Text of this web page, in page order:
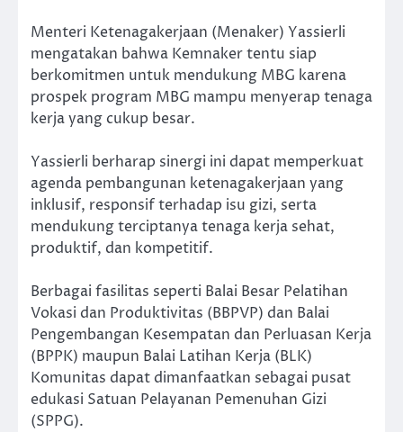
Menteri Ketenagakerjaan (Menaker) Yassierli
mengatakan bahwa Kemnaker tentu siap
berkomitmen untuk mendukung MBG karena
prospek program MBG mampu menyerap tenaga
kerja yang cukup besar.
Yassierli berharap sinergi ini dapat memperkuat
agenda pembangunan ketenagakerjaan yang
inklusif, responsif terhadap isu gizi, serta
mendukung terciptanya tenaga kerja sehat,
produktif, dan kompetitif.
Berbagai fasilitas seperti Balai Besar Pelatihan
Vokasi dan Produktivitas (BBPVP) dan Balai
Pengembangan Kesempatan dan Perluasan Kerja
(BPPK) maupun Balai Latihan Kerja (BLK)
Komunitas dapat dimanfaatkan sebagai pusat
edukasi Satuan Pelayanan Pemenuhan Gizi
(SPPG).